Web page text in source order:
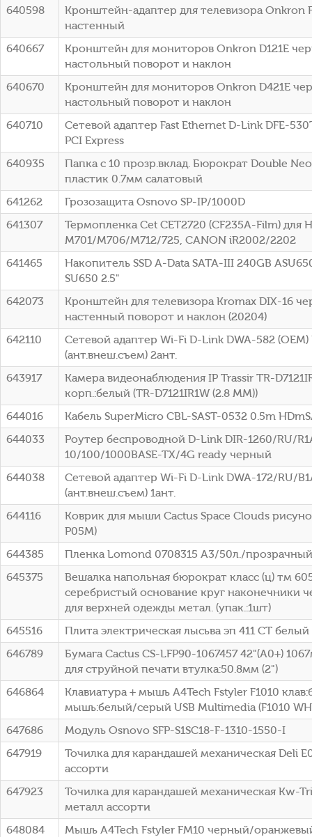
640598
Кронштейн-адаптер для телевизора Onkron
настенный
640667
Кронштейн для мониторов Onkron D121E
настольный поворот и наклон
640670
Кронштейн для мониторов Onkron D421E
настольный поворот и наклон
640710
Сетевой адаптер Fast Ethernet D-Link DFE-
PCI Express
640935
Папка с 10 прозр.вклад. Бюрократ Double
пластик 0.7мм салатовый
641262
Грозозащита Osnovo SP-IP/1000D
641307
Термопленка Cet CET2720 (CF235A-Film) для
M701/M706/M712/725, CANON iR2002/2202
641465
Накопитель SSD A-Data SATA-III 240GB
SU650 2.5"
642073
Кронштейн для телевизора Kromax DIX-16
настенный поворот и наклон (20204)
642110
Сетевой адаптер Wi-Fi D-Link DWA-582 (OEM)
(ант.внеш.съем) 2ант.
643917
Камера видеонаблюдения IP Trassir TR-
корп.:белый (TR-D7121IR1W (2.8 MM))
644016
Кабель SuperMicro CBL-SAST-0532 0.5m
644033
Роутер беспроводной D-Link DIR-1260/RU/
10/100/1000BASE-TX/4G ready черный
644038
Сетевой адаптер Wi-Fi D-Link DWA-172/RU/
(ант.внеш.съем) 1ант.
644116
Коврик для мыши Cactus Space Clouds
P05M)
644385
Пленка Lomond 0708315 A3/50л./
645375
Вешалка напольная бюрократ класс (ц) тм
серебристый основание круг наконечники
для верхней одежды метал. (упак.:1шт)
645516
Плита электрическая лысьва эп 411 СТ белый
646789
Бумага Cactus CS-LFP90-1067457 42"(A0+)
для струйной печати втулка:50.8мм (2")
646864
Клавиатура + мышь A4Tech Fstyler F1010
мышь:белый/серый USB Multimedia (F1010
647686
Модуль Osnovo SFP-S1SC18-F-1310-1550-I
647919
Точилка для карандашей механическая Deli
ассорти
647923
Точилка для карандашей механическая Kw-
металл ассорти
648084
Мышь A4Tech Fstyler FM10 черный/